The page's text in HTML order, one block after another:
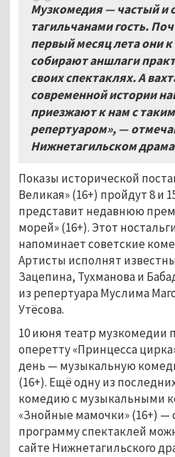
Музкомедия — частый и
тагильчанами гость.
первый месяц лета они
собирают аншлаги
своих спектаклях. А
современной истории
приезжают к нам с
репертуаром», —
Нижнетагильском
Показы исторической
Великая» (16+) пройдут 8 и
представит недавнюю
морей» (16+). Этот
напоминает советские
Артисты исполнят
Зацепина, Тухманова и
из репертуара Муслима
Утёсова.
10 июня театр музкомедии
оперетту «Принцесса
день — музыкальную
(16+). Ещё одну из
комедию с музыкальными
«Знойные мамочки» (16+) —
программу спектаклей
сайте Нижнетагильского